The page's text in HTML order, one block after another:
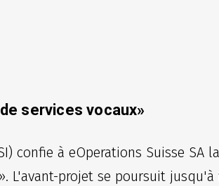
services vocaux»
confie à eOperations Suisse SA
L'avant-projet se poursuit